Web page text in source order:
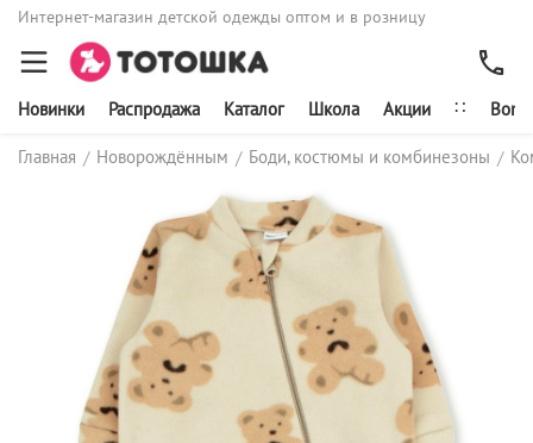
Интернет-магазин детской одежды оптом и в розницу
Новинки Распродажа Каталог Школа Акции ∷
Главная / Новорождённым / Боди, костюмы и комбинезоны /